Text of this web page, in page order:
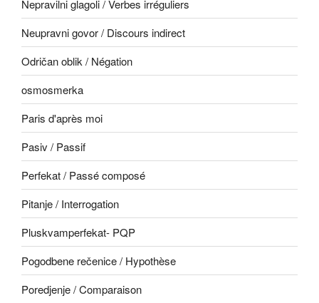
Nepravilni glagoli / Verbes irréguliers
Neupravni govor / Discours indirect
Odričan oblik / Négation
osmosmerka
Paris d'après moi
Pasiv / Passif
Perfekat / Passé composé
Pitanje / Interrogation
Pluskvamperfekat- PQP
Pogodbene rečenice / Hypothèse
Poredjenje / Comparaison